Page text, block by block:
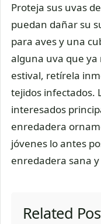
Proteja sus uvas
puedan dañar su
para aves y una
alguna uva que
estival, retírela
tejidos infectados.
interesados
enredadera
jóvenes lo antes
enredadera sana
Related